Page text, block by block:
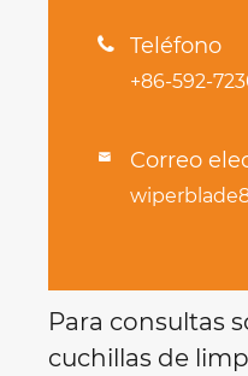
 Teléfono
+86-592-
 Correo
Para consultas
cuchillas de